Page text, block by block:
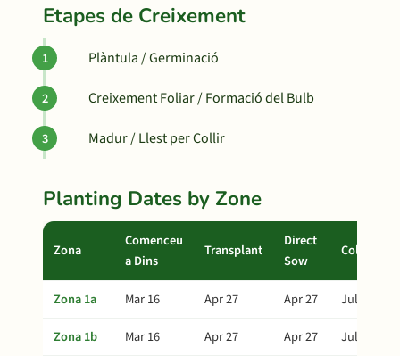
Etapes de Creixement
Plàntula / Germinació
Creixement Foliar / Formació del Bulb
Madur / Llest per Collir
Planting Dates by Zone
Zona
Comenceu
a Dins
Transplant
Direct
Sow
Collita
Zona 1a Mar 16 Apr 27 Apr 27
Jul 16
Zona 1b
Mar 16 Apr 27 Apr 27
Jul 16